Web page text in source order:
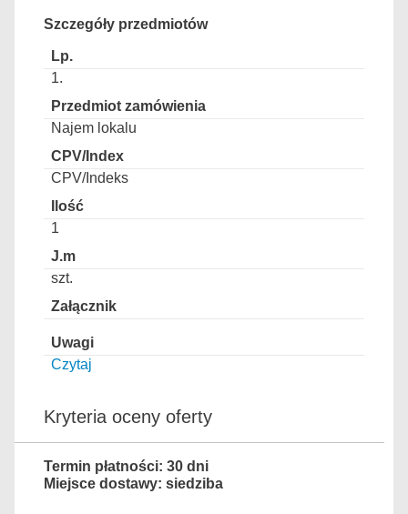
Szczegóły przedmiotów
1.
Najem lokalu
CPV/Indeks
1
szt.
Czytaj
Kryteria oceny oferty
Termin płatności: 30 dni
Miejsce dostawy: siedziba